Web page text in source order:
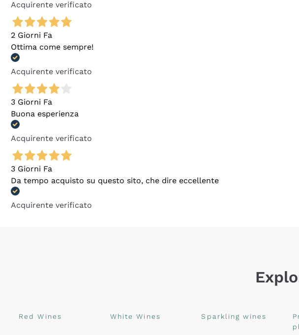
Acquirente verificato
2 Giorni Fa
Ottima come sempre!
Acquirente verificato
3 Giorni Fa
Buona esperienza
Acquirente verificato
3 Giorni Fa
Da tempo acquisto su questo sito, che dire eccellente
Acquirente verificato
Red Wines White Wines Sparkling wines